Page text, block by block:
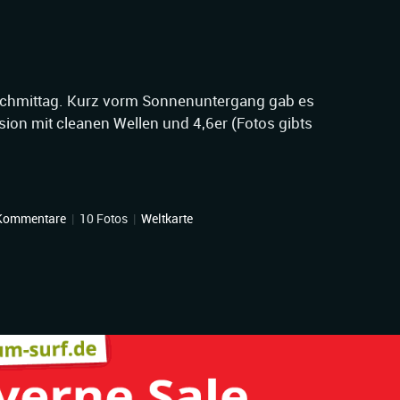
Kurz vorm Sonnenuntergang gab es
mit cleanen Wellen und 4,6er (Fotos gibts
| 10 Fotos | Weltkarte